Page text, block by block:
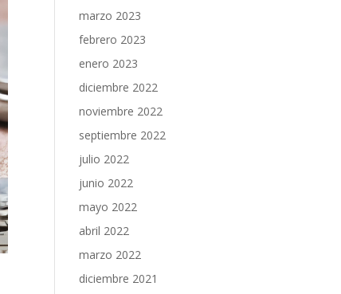
marzo 2023
febrero 2023
enero 2023
diciembre 2022
noviembre 2022
septiembre 2022
julio 2022
junio 2022
mayo 2022
abril 2022
marzo 2022
diciembre 2021